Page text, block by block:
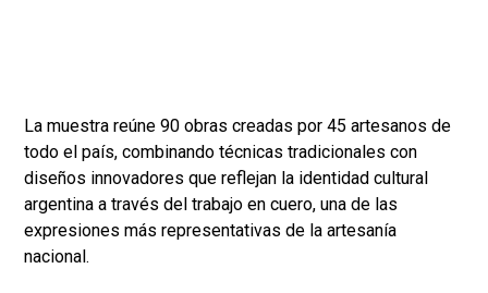
La muestra reúne 90 obras creadas por 45 artesanos de
todo el país, combinando técnicas tradicionales con
diseños innovadores que reflejan la identidad cultural
argentina a través del trabajo en cuero, una de las
expresiones más representativas de la artesanía
nacional.